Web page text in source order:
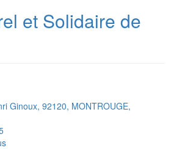
et Solidaire de
Ginoux, 92120, MONTROUGE,